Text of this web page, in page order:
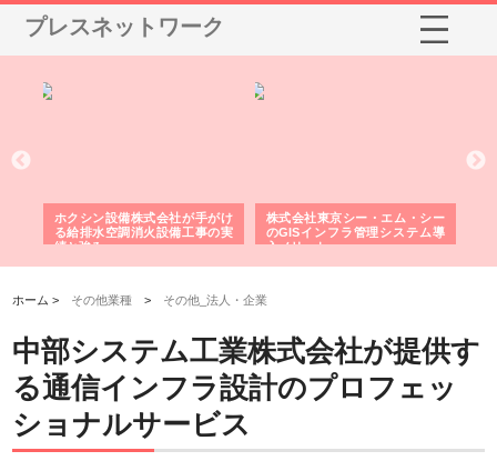
プレスネットワーク
株式会社東京シー・エム・シー
のGISインフラ管理システム導
入メリット
株式会社アクアスペースが水中
から陸上まで一貫施工できる理
由
ホーム > その他業種 > その他_法人・企業
中部システム工業株式会社が提供す
る通信インフラ設計のプロフェッ
ショナルサービス